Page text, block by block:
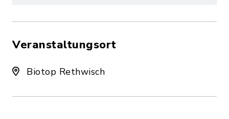
Veranstaltungsort
Biotop Rethwisch